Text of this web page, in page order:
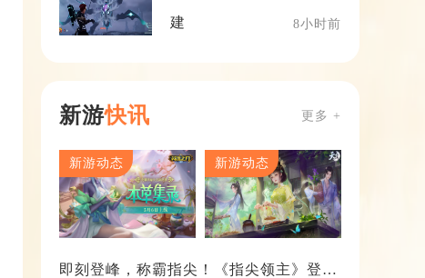
建 8小时前
新游快讯 更多 +
新游动态 新游动态
即刻登峰，称霸指尖！《指尖领主》登峰